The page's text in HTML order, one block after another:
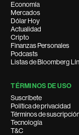
Economía
Mercados
Dólar Hoy
Actualidad
Cripto
Finanzas Personales
Podcasts
Listas de Bloomberg
TÉRMINOS DE USO
Suscríbete
Política de privacidad
Términos de
Tecnología
T&C